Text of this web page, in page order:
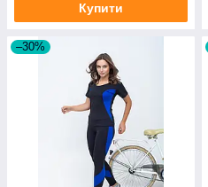
Купити
–30%